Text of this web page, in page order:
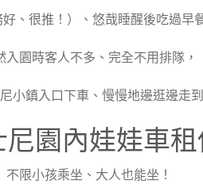
、很推！）、悠哉睡醒後吃過早
入園時客人不多、完全不用排隊，
小鎮入口下車、慢慢地邊逛邊走
尼園內娃娃車
不限小孩乘坐、大人也能坐！